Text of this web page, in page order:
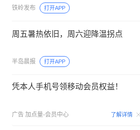
铁岭发布 打开APP
周五暑热依旧，周六迎降温拐点
半岛晨报 打开APP
凭本人手机号领移动会员权益！
广告 加点量-会员中心 了解详情